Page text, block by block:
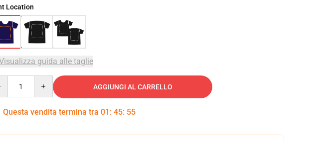
Location
guida alle taglie
AGGIUNGI AL CARRELLO
Questa vendita termina tra 01 : 45: 54